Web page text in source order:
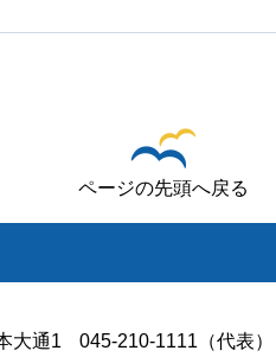
ページの先頭へ戻る
大通1 045-210-1111（代表